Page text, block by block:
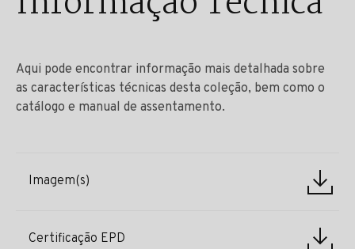
Aqui pode encontrar informação mais detalhada sobre
as características técnicas desta coleção, bem como o
catálogo e manual de assentamento.
Imagem(s)
Certificação EPD